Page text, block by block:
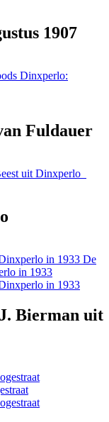
1907
Dinxperlo:
Fuldauer
uit Dinxperlo
De
in 1933
Bierman uit